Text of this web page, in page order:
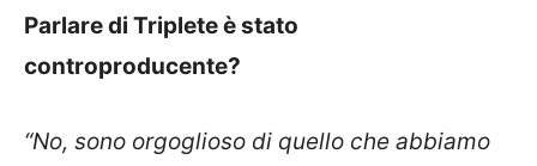
Parlare di Triplete è stato
controproducente?
“No, sono orgoglioso di quello che abbiamo